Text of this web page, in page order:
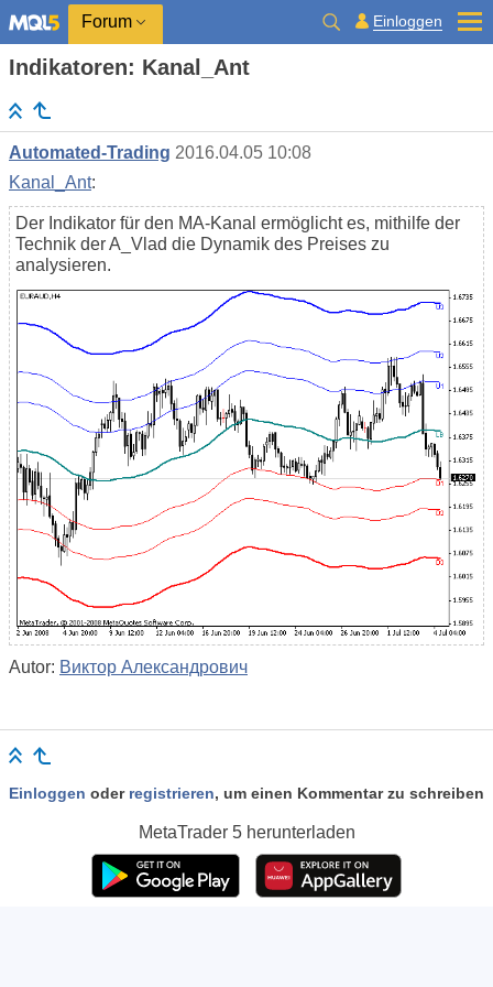
Forum Einloggen
Indikatoren: Kanal_Ant
Automated-Trading 2016.04.05 10:08
Kanal_Ant:
Der Indikator für den MA-Kanal ermöglicht es, mithilfe der
Technik der A_Vlad die Dynamik des Preises zu
analysieren.
Autor: Виктор Александрович
Einloggen oder registrieren, um einen Kommentar zu schreiben
MetaTrader 5herunterladen